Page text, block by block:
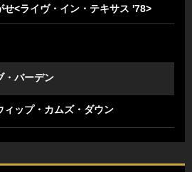
せ<ライヴ・イン・テキサス '78>
・バーデン
ィップ・カムズ・ダウン